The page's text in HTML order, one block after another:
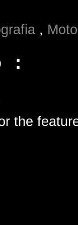
, Moto
:
the